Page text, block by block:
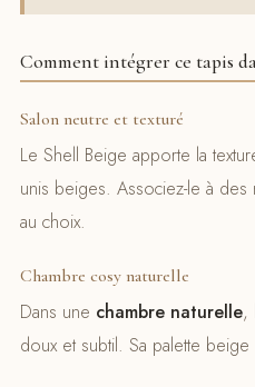
Comment intégrer ce tapis
Salon neutre et texturé
Le Shell Beige apporte la
unis beiges. Associez-le à
au choix.
Chambre cosy naturelle
Dans une chambre naturelle,
doux et subtil. Sa palette beige